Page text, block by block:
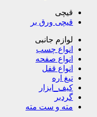
قیچی
قیچی ورق بر
لوازم جانبی
انواع چسب
انواع صفحه
انواع قفل
تیغ اره
کیف_ابزار
گردبر
مته و ست مته